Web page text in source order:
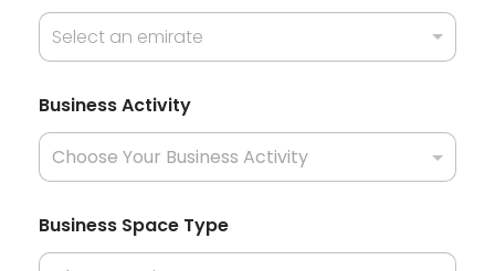
t
e
Select an emirate
a
m
t
w
a
n
Business Activity
Business Space Type